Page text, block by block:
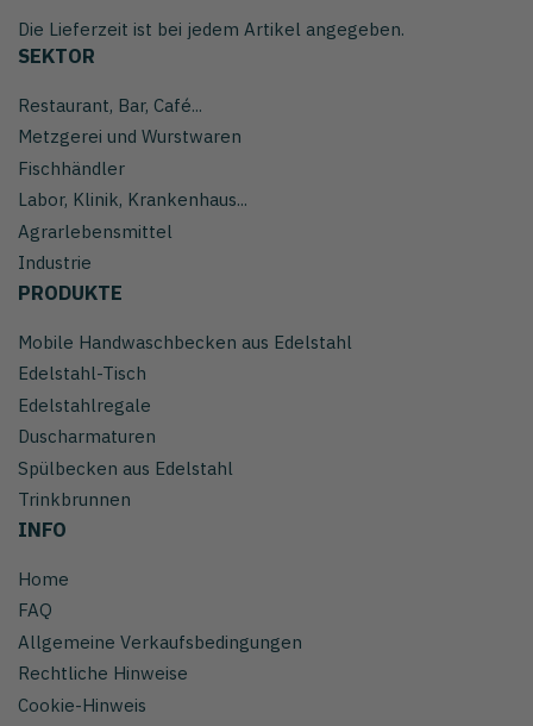
Die Lieferzeit ist bei jedem Artikel angegeben.
SEKTOR
Restaurant, Bar, Café...
Metzgerei und Wurstwaren
Fischhändler
Labor, Klinik, Krankenhaus...
Agrarlebensmittel
Industrie
PRODUKTE
Mobile Handwaschbecken aus Edelstahl
Edelstahl-Tisch
Edelstahlregale
Duscharmaturen
Spülbecken aus Edelstahl
Trinkbrunnen
INFO
Home
FAQ
Allgemeine Verkaufsbedingungen
Rechtliche Hinweise
Cookie-Hinweis